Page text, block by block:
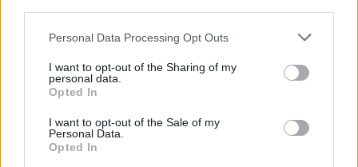
Please note that this website/app uses one or more Google
not limited to your visit or usage behaviour. You may click to
grant or deny consent to Google and its third-party tags to
use your data for below specified purposes in below Google
consent section.
Personal Data Processing Opt Outs
I want to opt-out of the Sharing of my
personal data.
Opted In
I want to opt-out of the Sale of my
Personal Data.
Opted In
nagyon boldog volt. Szeretett volna közelebbről is
út választotta el őket. Zozó folyton azon agyalt, hogy
tudnák eltüntetni a távolságot egymás között.
És eljött a pillanat, amikor végre egészen közel
kerülhetett szerelméhez! Egy fárasztó nap után